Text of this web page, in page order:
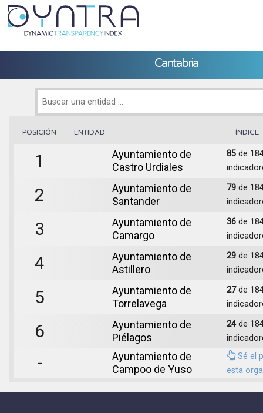
Cantabria
POSICIÓN ENTIDAD ÍNDICE
1
Ayuntamiento de
Castro Urdiales
85 de
2
Ayuntamiento de
Santander
79 de
3
Ayuntamiento de
Camargo
36 de
4
Ayuntamiento de
Astillero
29 de
5
Ayuntamiento de
Torrelavega
27de
6
Ayuntamiento de
Piélagos
24 de
-
Ayuntamiento de
Campoo de Yuso
Sé el
esta